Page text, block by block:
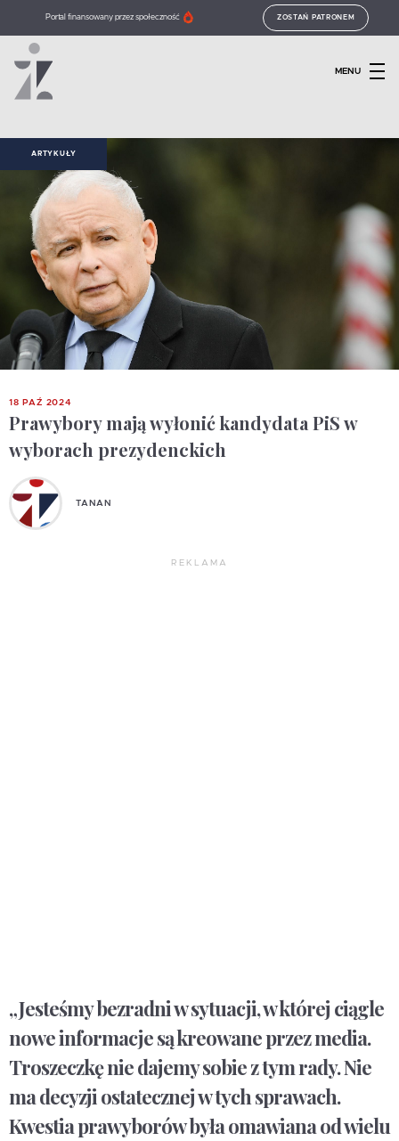
Portal finansowany przez społeczność ZOSTAŃ PATRONEM
MENU
ARTYKUŁY
18 PAŹ 2024
Prawybory mają wyłonić kandydata PiS w
wyborach prezydenckich
TANAN
REKLAMA
„Jesteśmy bezradni w sytuacji, w której ciągle
nowe informacje są kreowane przez media.
Troszeczkę nie dajemy sobie z tym rady. Nie
ma decyzji ostatecznej w tych sprawach.
Kwestia prawyborów była omawiana od wielu